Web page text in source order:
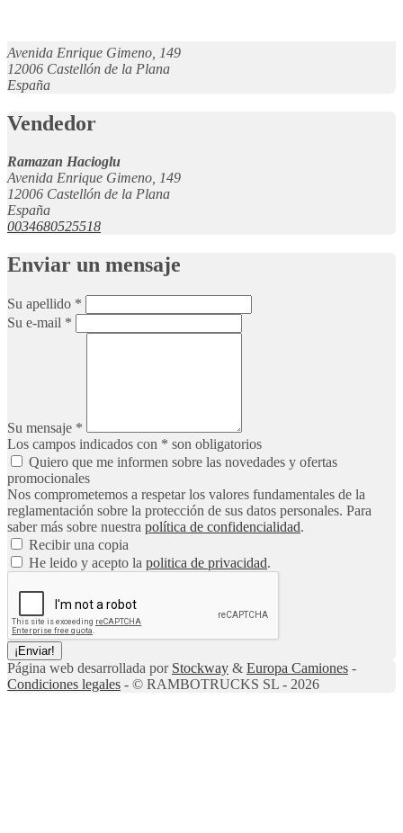
Avenida Enrique Gimeno, 149
12006 Castellón de la Plana
España
Vendedor
Ramazan Hacioglu
Avenida Enrique Gimeno, 149
12006 Castellón de la Plana
España
0034680525518
Enviar un mensaje
Su apellido *
Su e-mail *
Su mensaje *
Los campos indicados con * son obligatorios
Quiero que me informen sobre las novedades y ofertas
promocionales
Nos comprometemos a respetar los valores fundamentales de la
reglamentación sobre la protección de sus datos personales. Para
saber más sobre nuestra política de confidencialidad.
Recibir una copia
He leido y acepto la politica de privacidad.
¡Enviar!
Página web desarrollada por Stockway & Europa Camiones -
Condiciones legales - © RAMBOTRUCKS SL - 2026